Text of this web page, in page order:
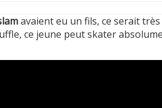
avaient eu un fils, ce serait
ce jeune peut skater